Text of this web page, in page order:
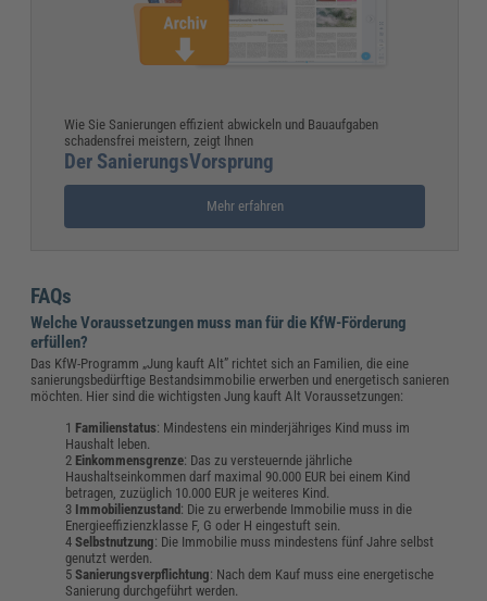
Wie Sie Sanierungen effizient abwickeln und Bauaufgaben
schadensfrei meistern, zeigt Ihnen
Der SanierungsVorsprung
Mehr erfahren
FAQs
Welche Voraussetzungen muss man für die KfW-Förderung
erfüllen?
Das KfW-Programm „Jung kauft Alt” richtet sich an Familien, die eine
sanierungsbedürftige Bestandsimmobilie erwerben und energetisch sanieren
möchten. Hier sind die wichtigsten Jung kauft Alt Voraussetzungen:
Familienstatus: Mindestens ein minderjähriges Kind muss im
Haushalt leben.
Einkommensgrenze: Das zu versteuernde jährliche
Haushaltseinkommen darf maximal 90.000 EUR bei einem Kind
betragen, zuzüglich 10.000 EUR je weiteres Kind.
Immobilienzustand : Die zu erwerbende Immobilie muss in die
Energieeffizienzklasse F, G oder H eingestuft sein.
Selbstnutzung: Die Immobilie muss mindestens fünf Jahre selbst
genutzt werden.
Sanierungsverpflichtung: Nach dem Kauf muss eine energetische
Sanierung durchgeführt werden.